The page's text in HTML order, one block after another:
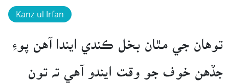
Kanz ul Irfan
توهان جي مٿان بخل ڪندي ايندا آهن پوءِ
جڏهن خوف جو وقت ايندو آهي ته تون